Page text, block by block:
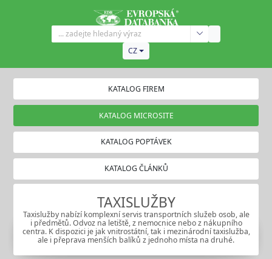
CZ
KATALOG FIREM
KATALOG MICROSITE
KATALOG POPTÁVEK
KATALOG ČLÁNKŮ
TAXISLUŽBY
Taxislužby nabízí komplexní servis transportních služeb osob, ale
i předmětů. Odvoz na letiště, z nemocnice nebo z nákupního
centra. K dispozici je jak vnitrostátní, tak i mezinárodní taxislužba,
ale i přeprava menších balíků z jednoho místa na druhé.